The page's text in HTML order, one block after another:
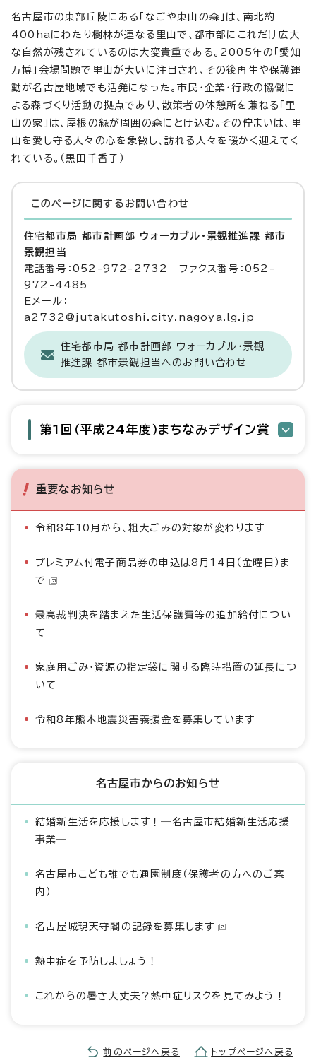
名古屋市の東部丘陵にある「なごや東山の森」は、南北約
400haにわたり樹林が連なる里山で、都市部にこれだけ広大
な自然が残されているのは大変貴重である。2005年の「愛知
万博」会場問題で里山が大いに注目され、その後再生や保護運
動が名古屋地域でも活発になった。市民・企業・行政の協働に
よる森づくり活動の拠点であり、散策者の休憩所を兼ねる「里
山の家」は、屋根の緑が周囲の森にとけ込む。その佇まいは、里
山を愛し守る人々の心を象徴し、訪れる人々を暖かく迎えてく
れている。（黒田千香子）
このページに関する お問い合わせ
住宅都市局 都市計画部 ウォーカブル・景観推進課 都市
景観担当
電話番号：052-972-2732 ファクス番号：052-
972-4485
Eメール：
a2732@jutakutoshi.city.nagoya.lg.jp
住宅都市局 都市計画部 ウォーカブル・景観
推進課 都市景観担当へのお問い合わせ
第1回（平成24年度）まちなみデザイン賞
重要なお知らせ
令和8年10月から、粗大ごみの対象が変わります
プレミアム付電子商品券の申込は8月14日（金曜日）ま
で
最高裁判決を踏まえた生活保護費等の追加給付につい
て
家庭用ごみ・資源の指定袋に関する臨時措置の延長につ
いて
令和8年熊本地震災害義援金を募集しています
名古屋市からのお知らせ
結婚新生活を応援します！―名古屋市結婚新生活応援
事業―
名古屋市こども誰でも通園制度（保護者の方へのご案
内）
名古屋城現天守閣の記録を募集します
熱中症を予防しましょう！
これからの暑さ大丈夫？熱中症リスクを見てみよう！
前のページへ戻る トップページへ戻る